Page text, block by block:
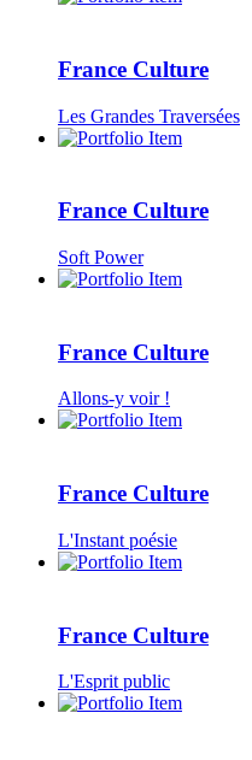
France Culture
Les Grandes Traversées
France Culture
Soft Power
France Culture
Allons-y voir !
France Culture
L'Instant poésie
France Culture
L'Esprit public